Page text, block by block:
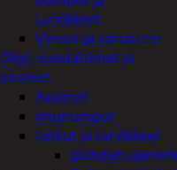
tarvikkeet
Vinssit ja varusteet
Öljyt, suodattimet ja
nesteet
Avaimet
Imupumput
Letkut ja tarvikkeet